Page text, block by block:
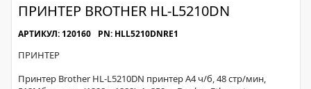
ПРИНТЕР BROTHER HL-L5210DN
АРТИКУЛ: 120160 PN: HLL5210DNRE1
ПРИНТЕР
Принтер Brother HL-L5210DN принтер А4 ч/б, 48 стр/мин,